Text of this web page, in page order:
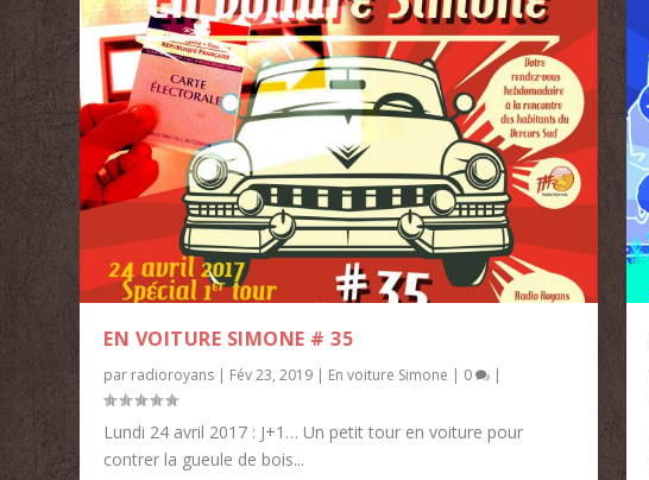
EN VOITURE SIMONE # 35
par radioroyans | Fév 23, 2019 | En voiture Simone | 0 |
Lundi 24 avril 2017 : J+1… Un petit tour en voiture pour
contrer la gueule de bois...